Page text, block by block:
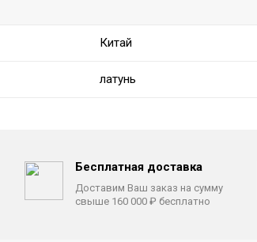
Китай
латунь
Бесплатная доставка
Доставим Ваш заказ на сумму
свыше 160 000 ₽ бесплатно